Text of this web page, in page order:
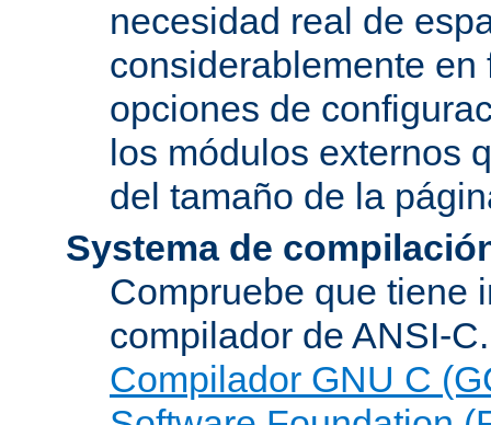
necesidad real de
considerablemente en
opciones de
los módulos externos
del tamaño de la
Systema de
Compruebe que tiene
compilador de ANSI-
Compilador GNU C